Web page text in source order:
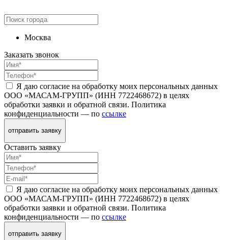
Москва
Заказать звонок
Я даю согласие на обработку моих персональных данных
ООО «МАСАМ-ГРУПП» (ИНН 7722468672) в целях
обработки заявки и обратной связи. Политика
конфиденциальности — по ссылке
отправить заявку
Оставить заявку
Я даю согласие на обработку моих персональных данных
ООО «МАСАМ-ГРУПП» (ИНН 7722468672) в целях
обработки заявки и обратной связи. Политика
конфиденциальности — по ссылке
отправить заявку